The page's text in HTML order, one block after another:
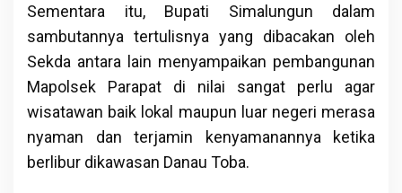
Sementara itu, Bupati Simalungun dalam
sambutannya tertulisnya yang dibacakan oleh
Sekda antara lain menyampaikan pembangunan
Mapolsek Parapat di nilai sangat perlu agar
wisatawan baik lokal maupun luar negeri merasa
nyaman dan terjamin kenyamanannya ketika
berlibur dikawasan Danau Toba.